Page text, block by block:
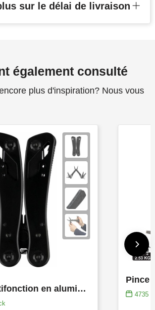
sur le délai de livraison
également consulté
plus d'inspiration? Nous vous
Pince multifonction en aluminium noir Ariane
Pince
4735